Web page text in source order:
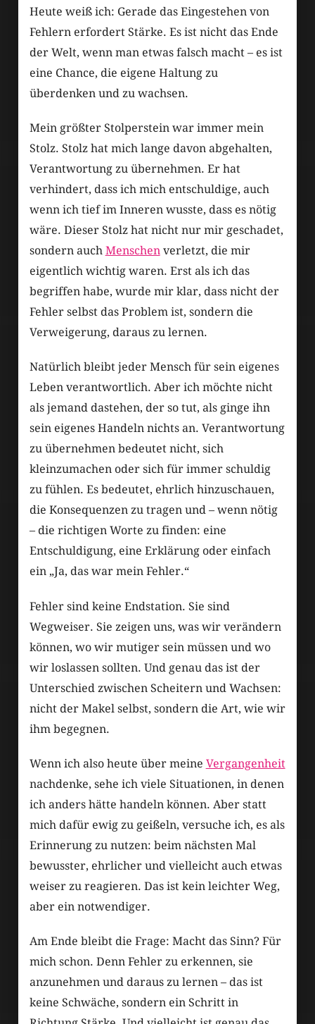
Heute weiß ich: Gerade das Eingestehen von
Fehlern erfordert Stärke. Es ist nicht das Ende
der Welt, wenn man etwas falsch macht – es ist
eine Chance, die eigene Haltung zu
überdenken und zu wachsen.
Mein größter Stolperstein war immer mein
Stolz. Stolz hat mich lange davon abgehalten,
Verantwortung zu übernehmen. Er hat
verhindert, dass ich mich entschuldige, auch
wenn ich tief im Inneren wusste, dass es nötig
wäre. Dieser Stolz hat nicht nur mir geschadet,
sondern auch Menschenverletzt, die mir
eigentlich wichtig waren. Erst als ich das
begriffen habe, wurde mir klar, dass nicht der
Fehler selbst das Problem ist, sondern die
Verweigerung, daraus zu lernen.
Natürlich bleibt jeder Mensch für sein eigenes
Leben verantwortlich. Aber ich möchte nicht
als jemand dastehen, der so tut, als ginge ihn
sein eigenes Handeln nichts an. Verantwortung
zu übernehmen bedeutet nicht, sich
kleinzumachen oder sich für immer schuldig
zu fühlen. Es bedeutet, ehrlich hinzuschauen,
die Konsequenzen zu tragen und – wenn nötig
– die richtigen Worte zu finden: eine
Entschuldigung, eine Erklärung oder einfach
ein „Ja, das war mein Fehler.“
Fehler sind keine Endstation. Sie sind
Wegweiser. Sie zeigen uns, was wir verändern
können, wo wir mutiger sein müssen und wo
wir loslassen sollten. Und genau das ist der
Unterschied zwischen Scheitern und Wachsen:
nicht der Makel selbst, sondern die Art, wie wir
ihm begegnen.
Wenn ich also heute über meine Vergangenheit
nachdenke, sehe ich viele Situationen, in denen
ich anders hätte handeln können. Aber statt
mich dafür ewig zu geißeln, versuche ich, es als
Erinnerung zu nutzen: beim nächsten Mal
bewusster, ehrlicher und vielleicht auch etwas
weiser zu reagieren. Das ist kein leichter Weg,
aber ein notwendiger.
Am Ende bleibt die Frage: Macht das Sinn? Für
mich schon. Denn Fehler zu erkennen, sie
anzunehmen und daraus zu lernen – das ist
keine Schwäche, sondern ein Schritt in